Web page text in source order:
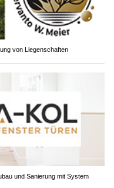
von Liegenschaften
und Sanierung mit System